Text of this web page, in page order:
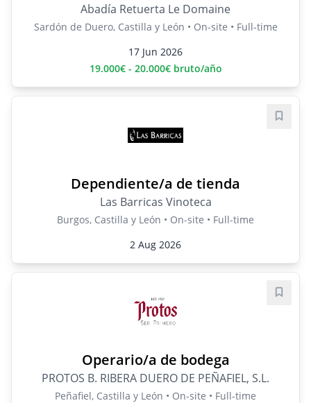
Abadía Retuerta Le Domaine
Sardón de Duero, Castilla y León • On-site • Full-time
17 Jun 2026
19.000€ - 20.000€ bruto/año
Dependiente/a de tienda
Las Barricas Vinoteca
Burgos, Castilla y León • On-site • Full-time
2 Aug 2026
Save
Operario/a de bodega
PROTOS B. RIBERA DUERO DE PEÑAFIEL, S.L.
Peñafiel, Castilla y León • On-site • Full-time
Save